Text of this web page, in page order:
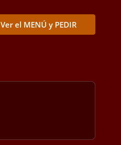
Ver el MENÚ y PEDIR